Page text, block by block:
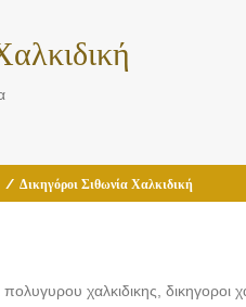
/ Δικηγόροι Σιθωνία Χαλκιδική
χαλκιδικης, δικηγοροι